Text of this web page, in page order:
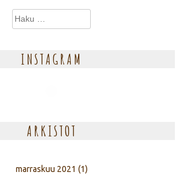
Haku:
INSTAGRAM
ARKISTOT
marraskuu 2021 (1)